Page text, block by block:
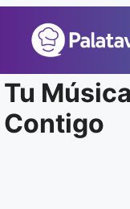
conteúdo
Tu
Contigo